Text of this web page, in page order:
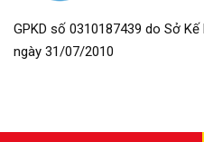
GPKD số 0310187439 do Sở
ngày 31/07/2010